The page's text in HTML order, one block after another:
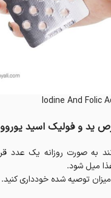
ید و فولیک اسید
به صورت روزانه یک عدد
میل شود.
توصیه شده خودداری کنید.